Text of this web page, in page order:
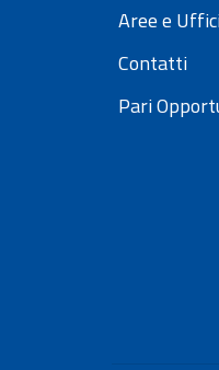
Aree e
Contatti
Pari